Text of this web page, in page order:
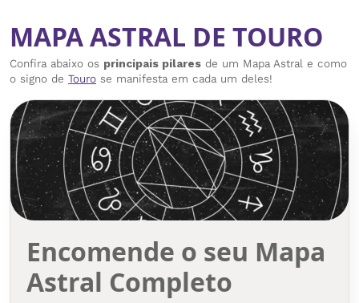
MAPA ASTRAL DE TOURO
Confira abaixo os principais pilares de um Mapa Astral e como
o signo de Touro se manifesta em cada um deles!
Encomende o seu Mapa
Astral Completo